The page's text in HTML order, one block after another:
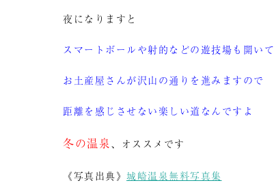
夜になりますと
スマートボールや射的などの遊技場も開いて
お土産屋さんが沢山の通りを進みますので
距離を感じさせない楽しい道なんですよ
冬の温泉、オススメです
《写真出典》 城崎温泉無料写真集